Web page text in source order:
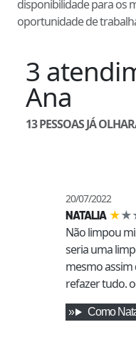
disponibilidade para os
oportunidade de
3
Ana
13PESSOAS JÁ
20/07/2022
NATALIA ★★
Não limpou
seria uma
mesmo assim
refazer tudo.
Como